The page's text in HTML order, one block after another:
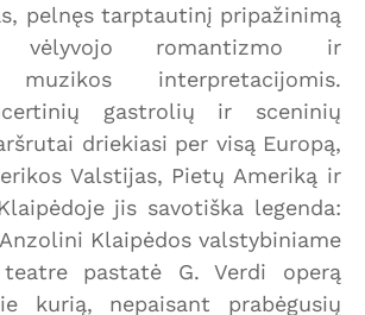
pelnęs tarptautinį pripažinimą
vėlyvojo romantizmo ir
muzikos interpretacijomis.
gastrolių ir sceninių
driekiasi per visą Europą,
Valstijas, Pietų Ameriką ir
jis savotiška legenda:
Klaipėdos valstybiniame
teatre pastatė G. Verdi operą
kurią, nepaisant prabėgusių